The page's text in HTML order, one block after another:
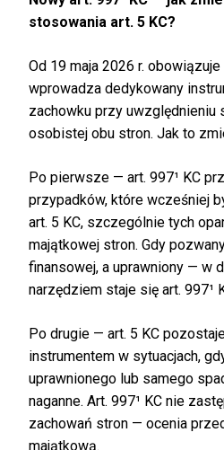
stosowania art. 5 KC?
Od 19 maja 2026 r. obowiązuje
wprowadza dedykowany
zachowku przy uwzględnieniu
osobistej obu stron. Jak to
Po pierwsze — art. 997¹ KC
przypadków, które wcześniej
art. 5 KC, szczególnie tych
majątkowej stron. Gdy
finansowej, a uprawniony — w
narzędziem staje się art. 997¹
Po drugie — art. 5 KC
instrumentem w sytuacjach,
uprawnionego lub samego
naganne. Art. 997¹ KC nie
zachowań stron — ocenia
majątkową.